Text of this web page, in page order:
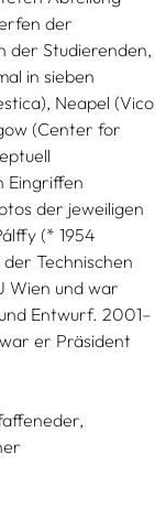
der
der Studierenden,
in sieben
Neapel (Vico
(Center for
Eingriffen
der jeweiligen
(* 1954
Technischen
Wien und war
Entwurf. 2001–
er Präsident